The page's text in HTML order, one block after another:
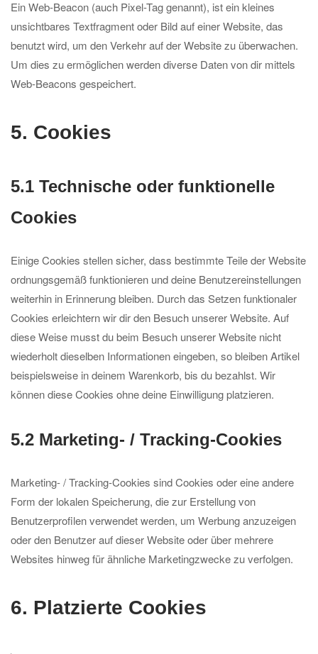
Ein Web-Beacon (auch Pixel-Tag genannt), ist ein kleines
unsichtbares Textfragment oder Bild auf einer Website, das
benutzt wird, um den Verkehr auf der Website zu überwachen.
Um dies zu ermöglichen werden diverse Daten von dir mittels
Web-Beacons gespeichert.
5. Cookies
5.1 Technische oder funktionelle
Cookies
Einige Cookies stellen sicher, dass bestimmte Teile der Website
ordnungsgemäß funktionieren und deine Benutzereinstellungen
weiterhin in Erinnerung bleiben. Durch das Setzen funktionaler
Cookies erleichtern wir dir den Besuch unserer Website. Auf
diese Weise musst du beim Besuch unserer Website nicht
wiederholt dieselben Informationen eingeben, so bleiben Artikel
beispielsweise in deinem Warenkorb, bis du bezahlst. Wir
können diese Cookies ohne deine Einwilligung platzieren.
5.2 Marketing- / Tracking-Cookies
Marketing- / Tracking-Cookies sind Cookies oder eine andere
Form der lokalen Speicherung, die zur Erstellung von
Benutzerprofilen verwendet werden, um Werbung anzuzeigen
oder den Benutzer auf dieser Website oder über mehrere
Websites hinweg für ähnliche Marketingzwecke zu verfolgen.
6. Platzierte Cookies